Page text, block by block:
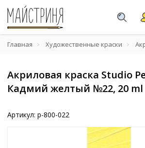
Главная Художественные краски
Акриловая краска Studio
Кадмий желтый №22, 20 ml
Артикул: p-800-022